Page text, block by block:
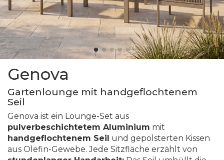
Genova
Gartenlounge mit handgeflochtenem
Seil
Genova ist ein Lounge-Set aus
pulverbeschichtetem Aluminium mit
handgeflochtenem Seil und gepolsterten Kissen
aus Olefin-Gewebe. Jede Sitzfläche erzählt von